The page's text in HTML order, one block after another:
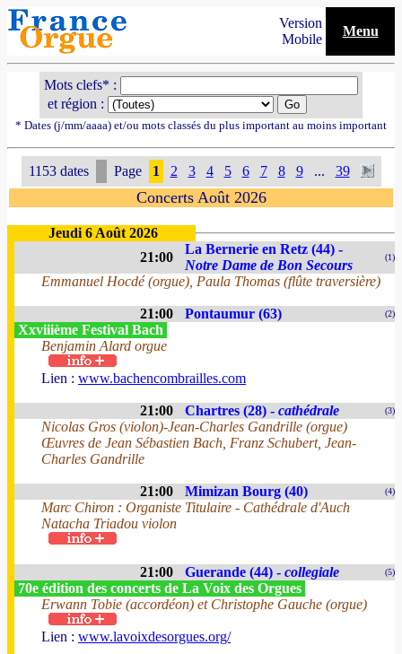
Version
Mobile
Menu
Mots clefs* :
et région :
* Dates (j/mm/aaaa) et/ou mots classés du plus important au moins important
1153 dates Page 1 2 3 4 5 6 7 8 9 ... 39
Concerts Août 2026
Jeudi 6 Août 2026
21:00
La Bernerie en Retz (44) -
Notre Dame de Bon Secours
(1)
Emmanuel Hocdé (orgue), Paula Thomas (flûte traversière)
21:00 Pontaumur (63) (2)
Xxviiième Festival Bach
Benjamin Alard orgue
Lien : www.bachencombrailles.com
21:00 Chartres (28) - cathédrale (3)
Nicolas Gros (violon)-Jean-Charles Gandrille (orgue)
Œuvres de Jean Sébastien Bach, Franz Schubert, Jean-
Charles Gandrille
21:00 Mimizan Bourg (40) (4)
Marc Chiron : Organiste Titulaire - Cathédrale d'Auch
Natacha Triadou violon
21:00 Guerande (44) - collegiale (5)
70e édition des concerts de La Voix des Orgues
Erwann Tobie (accordéon) et Christophe Gauche (orgue)
Lien : www.lavoixdesorgues.org/